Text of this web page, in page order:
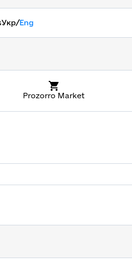
Укр/Eng
Prozorro Market